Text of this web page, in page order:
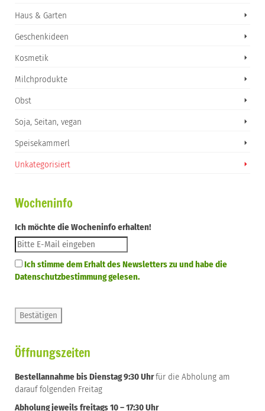
Haus & Garten
Geschenkideen
Kosmetik
Milchprodukte
Obst
Soja, Seitan, vegan
Speisekammerl
Unkategorisiert
Wocheninfo
Ich möchte die Wocheninfo erhalten!
Ich stimme dem Erhalt des Newsletters zu und habe die
Datenschutzbestimmung gelesen.
Öffnungszeiten
Bestellannahme bis Dienstag 9:30 Uhrfür die Abholung am
darauf folgenden Freitag
Abholung jeweils freitags 10 – 17:30 Uhr